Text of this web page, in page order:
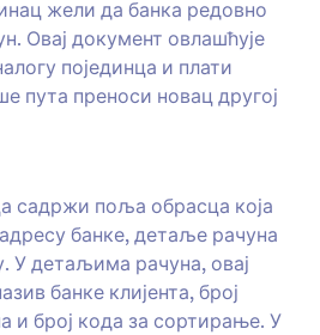
жели да банка редовно
Овај документ овлашћује
појединца и плати
пута преноси новац другој
садржи поља обрасца која
банке, детаље рачуна
У детаљима рачуна, овај
банке клијента, број
и број кода за сортирање. У
образац да почнеш да
онлајн. Подаци се
твом Jotform налогу,
GDPR
битном SSL везом. Без
или циљ, увери своје
лого, промени боје и
помоћу нашег
Кретора Образаца —
минута да добијеш
А ако користиш друге
подацима, као што су
Преглед